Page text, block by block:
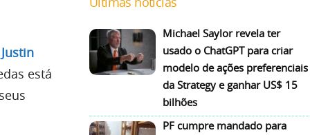
Justin
está
Michael Saylor revela ter
usado o ChatGPT para criar
modelo de ações preferenciais
da Strategy e ganhar US$ 15
bilhões
PF cumpre mandado para